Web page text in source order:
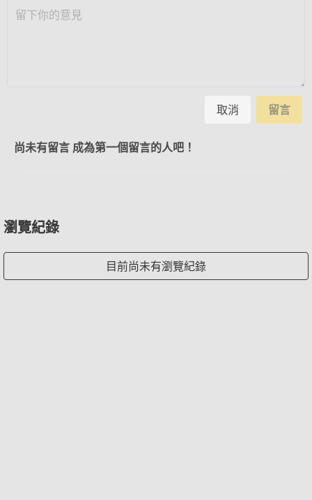
取消 留言
尚未有留言 成為第一個留言的人吧！
瀏覽紀錄
目前尚未有瀏覽紀錄